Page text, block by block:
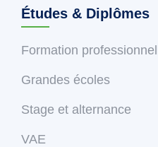
Études & Diplômes
Formation
Grandes écoles
Stage et alternance
VAE